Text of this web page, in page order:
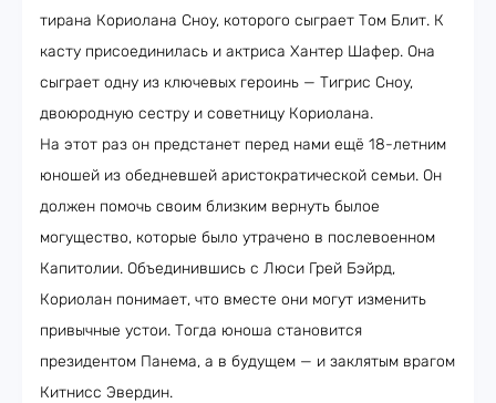
тирана Кориолана Сноу, которого сыграет Том Блит. К
касту присоединилась и актриса Хантер Шафер. Она
сыграет одну из ключевых героинь — Тигрис Сноу,
двоюродную сестру и советницу Кориолана.
На этот раз он предстанет перед нами ещё 18-летним
юношей из обедневшей аристократической семьи. Он
должен помочь своим близким вернуть былое
могущество, которые было утрачено в послевоенном
Капитолии. Объединившись с Люси Грей Бэйрд,
Кориолан понимает, что вместе они могут изменить
привычные устои. Тогда юноша становится
президентом Панема, а в будущем — и заклятым врагом
Китнисс Эвердин.